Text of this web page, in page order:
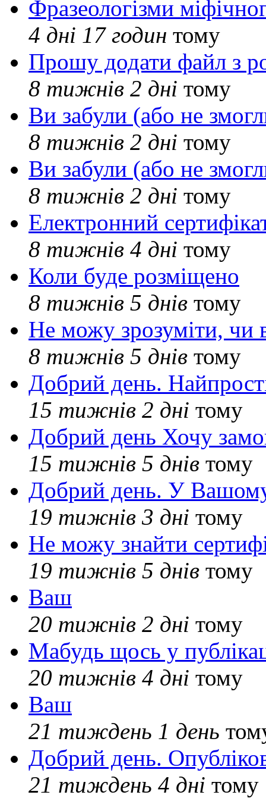
Фразеологізми
4 дні 17 годин тому
Прошу додати файл з
8 тижнів 2 дні тому
Ви забули (або не
8 тижнів 2 дні тому
Ви забули (або не
8 тижнів 2 дні тому
Електронний
8 тижнів 4 дні тому
Коли буде розміщено
8 тижнів 5 днів тому
Не можу зрозуміти, чи
8 тижнів 5 днів тому
Добрий день.
15 тижнів 2 дні тому
Добрий день Хочу
15 тижнів 5 днів тому
Добрий день. У Вашому
19 тижнів 3 дні тому
Не можу знайти
19 тижнів 5 днів тому
Ваш
20 тижнів 2 дні тому
Мабудь щось у
20 тижнів 4 дні тому
Ваш
21 тиждень 1 день
Добрий день.
21 тиждень 4 дні тому